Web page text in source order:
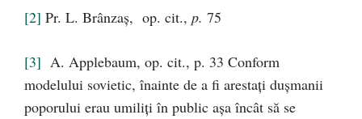
[2] Pr. L. Brânzaş, op. cit., p. 75
[3] A. Applebaum, op. cit., p. 33 Conform
modelului sovietic, înainte de a fi arestaţi duşmanii
poporului erau umiliţi în public aşa încât să se